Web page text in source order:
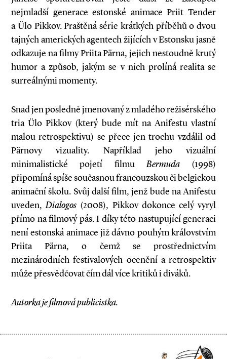
nejmladší generace estonské animace Priit Tender
a Ülo Pikkov. Praštěná série krátkých příběhů o dvou
tajných amerických agentech žijících v Estonsku jasně
odkazuje na filmy Priita Pärna, jejich nestoudně krutý
humor a způsob, jakým se v nich prolíná realita se
surreálnými momenty.
Snad jen posledně jmenovaný z mladého režisérského
tria Ülo Pikkov (který bude mít na Anifestu vlastní
malou retrospektivu) se přece jen trochu vzdálil od
Pärnovy vizuality. Například jeho vizuální
minimalistické pojetí filmuBermuda(1998)
připomíná spíše současnou francouzskou či belgickou
animační školu. Svůj další film, jenž bude na Anifestu
uveden,Dialogos (2008), Pikkov dokonce celý vyryl
přímo na filmový pás. I díky této nastupující generaci
není estonská animace již dávno pouhým královstvím
Priita Pärna, o čemž se prostřednictvím
mezinárodních festivalových ocenění a retrospektiv
může přesvědčovat čím dál více kritiků i diváků.
Autorka je filmová publicistka.